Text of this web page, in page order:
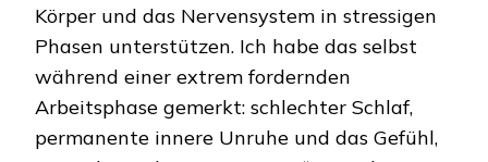
Körper und das Nervensystem in stressigen
Phasen unterstützen. Ich habe das selbst
während einer extrem fordernden
Arbeitsphase gemerkt: schlechter Schlaf,
permanente innere Unruhe und das Gefühl,